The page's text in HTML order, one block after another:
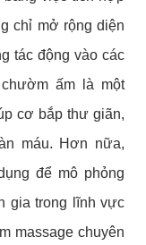
chỉ mở rộng diện
tác động vào các
ấm là một
cơ bắp thư giãn,
máu. Hơn nữa,
để mô phỏng
gia trong lĩnh vực
massage chuyên